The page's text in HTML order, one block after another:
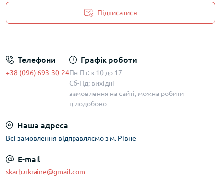
Підписатися
Телефони
+38 (096) 693-30-24
Графік роботи
Пн-Пт: з 10 до 17
Сб-Нд: вихідні
замовлення на сайті, можна робити
цілодобово
Наша адреса
Всі замовлення відправляємо з м. Рівне
E-mail
skarb.ukraine@gmail.com